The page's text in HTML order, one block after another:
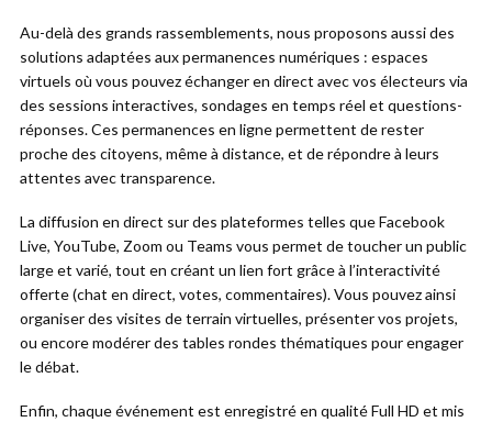
Au-delà des grands rassemblements, nous proposons aussi des
solutions adaptées aux permanences numériques : espaces
virtuels où vous pouvez échanger en direct avec vos électeurs via
des sessions interactives, sondages en temps réel et questions-
réponses. Ces permanences en ligne permettent de rester
proche des citoyens, même à distance, et de répondre à leurs
attentes avec transparence.
La diffusion en direct sur des plateformes telles que Facebook
Live, YouTube, Zoom ou Teams vous permet de toucher un public
large et varié, tout en créant un lien fort grâce à l’interactivité
offerte (chat en direct, votes, commentaires). Vous pouvez ainsi
organiser des visites de terrain virtuelles, présenter vos projets,
ou encore modérer des tables rondes thématiques pour engager
le débat.
Enfin, chaque événement est enregistré en qualité Full HD et mis